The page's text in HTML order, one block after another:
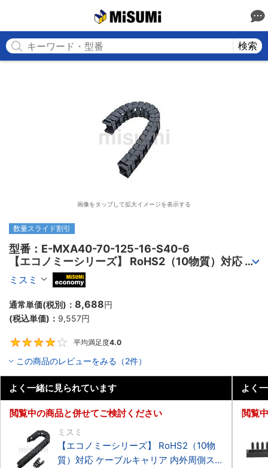
検索
画像をタップして拡大イメージを表示する
数量スライド割引
型番：E-MXA40-70-125-16-S40-6
【エコノミーシリーズ】 RoHS2（10物質）対応 ケ
ーブルキャリア 低発塵・低騒音タイプ
ミスミ
通常単価(税別)： 8,688円
(税込単価)： 9,557円
平均満足度4.0
この商品のレビューをみる（2件）
よく一緒に見られています
閲覧中の商品と併せてご検討ください
ミスミ
【エコノミーシリーズ】 RoHS2（10物
質）対応 ケーブルキャリア 内外周側ス
よく
閲覧